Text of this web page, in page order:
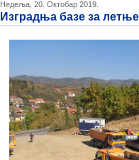
Недеља, 20. Октобар 2019.
Изградња базе за